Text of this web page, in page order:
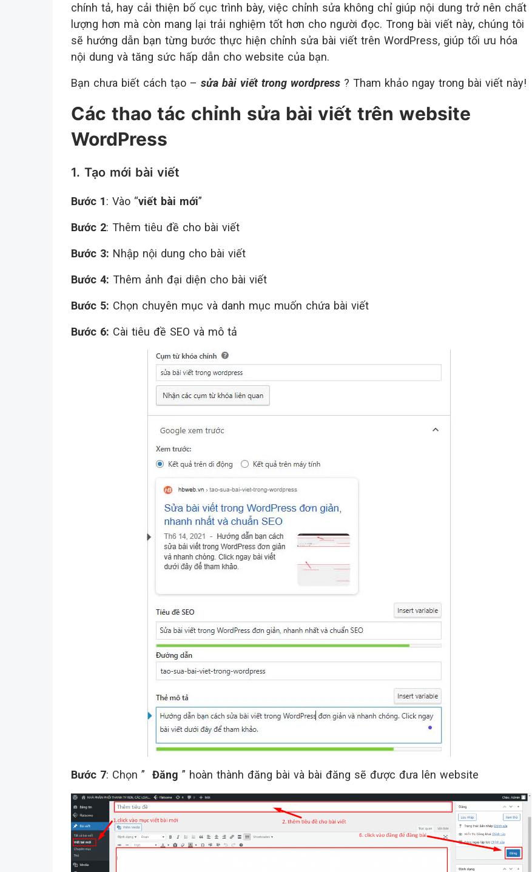
chính tả, hay cải thiện bố cục trình bày, việc chỉnh sửa không chỉ giúp nội dung trở nên chất
lượng hơn mà còn mang lại trải nghiệm tốt hơn cho người đọc. Trong bài viết này, chúng tôi
sẽ hướng dẫn bạn từng bước thực hiện chỉnh sửa bài viết trên WordPress, giúp tối ưu hóa
nội dung và tăng sức hấp dẫn cho website của bạn.
Bạn chưa biết cách tạo – sửa bài viết trong wordpress ? Tham khảo ngay trong bài viết này!
Các thao tác chỉnh sửa bài viết trên website
WordPress
1. Tạo mới bài viết
Bước 1: Vào “viết bài mới”
Bước 2: Thêm tiêu đề cho bài viết
Bước 3: Nhập nội dung cho bài viết
Bước 4: Thêm ảnh đại diện cho bài viết
Bước 5: Chọn chuyên mục và danh mục muốn chứa bài viết
Bước 6: Cài tiêu đề SEO và mô tả
Bước 7: Chọn ” Đăng ” hoàn thành đăng bài và bài đăng sẽ được đưa lên website